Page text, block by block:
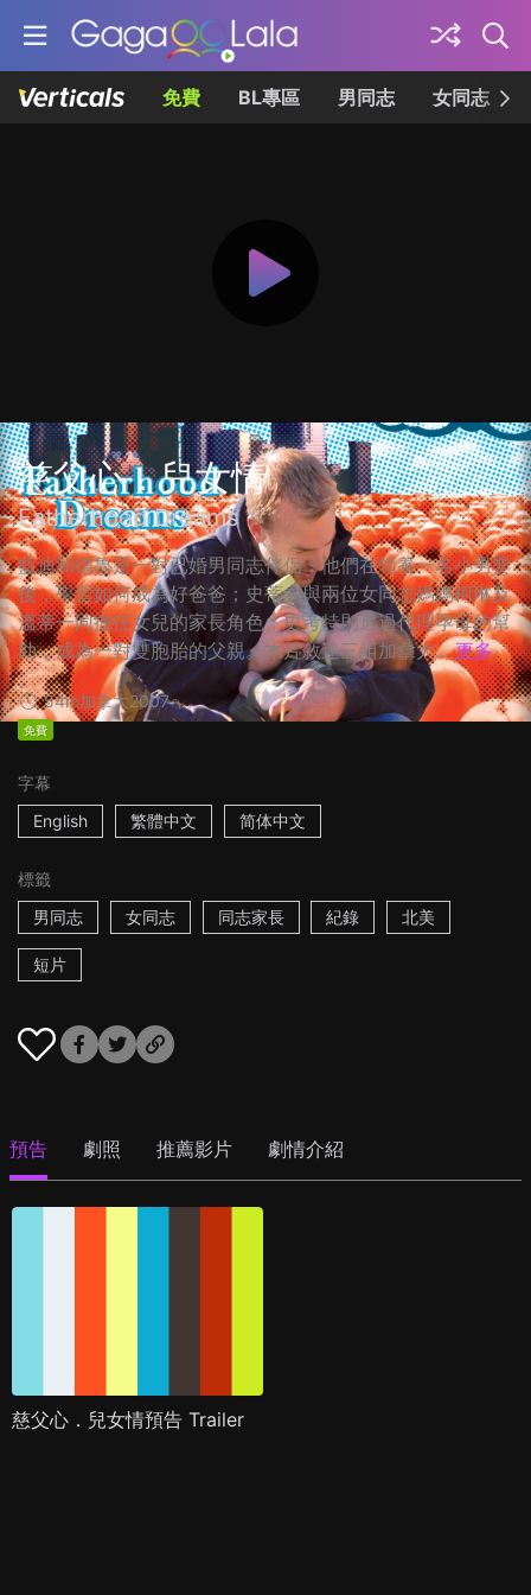
免費 BL專區 男同志 女同志
慈父心．兒女情
Fatherhood Dreams
藍迪和德魯是一對已婚男同志伴侶，他們在領養一名小男嬰
後，學習如何成為好爸爸；史蒂夫與兩位女同志媽媽柯琳及
溫蒂一同擔任女兒的家長角色；史考特則透過代理孕母的幫
助，成為一對雙胞胎的父親。本片敘述三組加拿大... 更多
54m加拿大2007
免費
字幕
English
繁體中文 简体中文
標籤
男同志
女同志 同志家長 紀錄 北美
短片
預告 劇照 推薦影片 劇情介紹
慈父心．兒女情預告 Trailer